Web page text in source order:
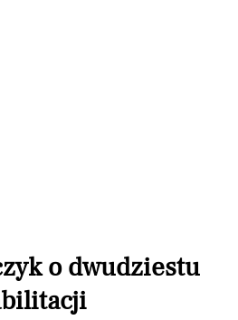
o dwudziestu